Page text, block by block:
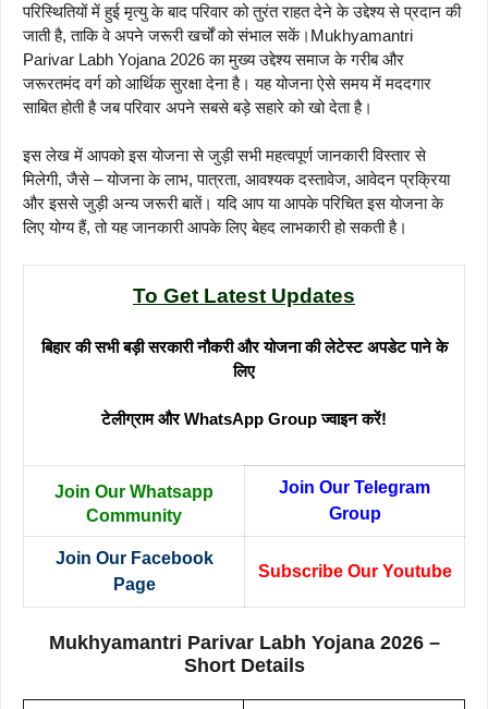
परिस्थितियों में हुई मृत्यु के बाद परिवार को तुरंत राहत देने के उद्देश्य से प्रदान की
जाती है, ताकि वे अपने जरूरी खर्चों को संभाल सकें।Mukhyamantri
Parivar Labh Yojana 2026 का मुख्य उद्देश्य समाज के गरीब और
जरूरतमंद वर्ग को आर्थिक सुरक्षा देना है। यह योजना ऐसे समय में मददगार
साबित होती है जब परिवार अपने सबसे बड़े सहारे को खो देता है।
इस लेख में आपको इस योजना से जुड़ी सभी महत्वपूर्ण जानकारी विस्तार से
मिलेगी, जैसे – योजना के लाभ, पात्रता, आवश्यक दस्तावेज, आवेदन प्रक्रिया
और इससे जुड़ी अन्य जरूरी बातें। यदि आप या आपके परिचित इस योजना के
लिए योग्य हैं, तो यह जानकारी आपके लिए बेहद लाभकारी हो सकती है।
To Get Latest Updates
बिहार की सभी बड़ी सरकारी नौकरी और योजना की लेटेस्ट अपडेट पाने के
लिए
टेलीग्राम और WhatsApp Group ज्वाइन करें!
Join Our Whatsapp
Community
Join Our Telegram
Group
Join Our Facebook
Page
Subscribe Our Youtube
Mukhyamantri Parivar Labh Yojana 2026 –
Short Details